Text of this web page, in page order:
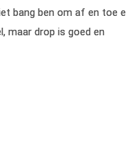
bang ben om af en toe
maar drop is goed en